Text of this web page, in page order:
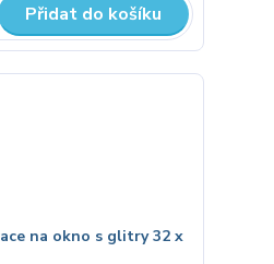
Přidat do košíku